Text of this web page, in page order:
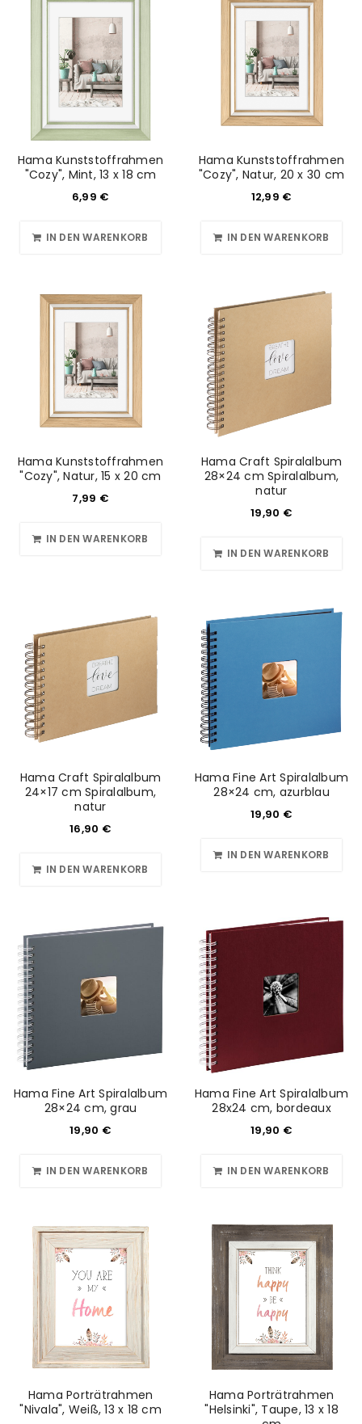
Hama Kunststoffrahmen
"Cozy", Mint, 13 x 18 cm
6,99 €
IN DEN WARENKORB
Hama Kunststoffrahmen
"Cozy", Natur, 20 x 30 cm
12,99 €
IN DEN WARENKORB
Hama Kunststoffrahmen
"Cozy", Natur, 15 x 20 cm
7,99 €
IN DEN WARENKORB
Hama Craft Spiralalbum
28×24 cm Spiralalbum,
natur
19,90 €
IN DEN WARENKORB
Hama Craft Spiralalbum
24×17 cm Spiralalbum,
natur
16,90 €
IN DEN WARENKORB
Hama Fine Art Spiralalbum
28×24 cm, azurblau
19,90 €
IN DEN WARENKORB
Hama Fine Art Spiralalbum
28×24 cm, grau
19,90 €
IN DEN WARENKORB
Hama Fine Art Spiralalbum
28x24 cm, bordeaux
19,90 €
IN DEN WARENKORB
Hama Porträtrahmen
"Nivala", Weiß, 13 x 18 cm
Hama Porträtrahmen
"Helsinki", Taupe, 13 x 18